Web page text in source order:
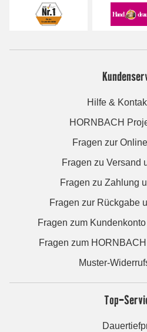
Hilfe &
HORNBACH
Fragen zur
Fragen zu Versand
Fragen zu Zahlung
Fragen zur Rückgabe
Fragen zum
Fragen zum
Muster-
Top-